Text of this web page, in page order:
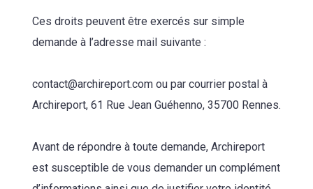
Ces droits peuvent être exercés sur simple
demande à l’adresse mail suivante :
contact@archireport.com ou par courrier postal à
Archireport, 61 Rue Jean Guéhenno, 35700 Rennes.
Avant de répondre à toute demande, Archireport
est susceptible de vous demander un complément